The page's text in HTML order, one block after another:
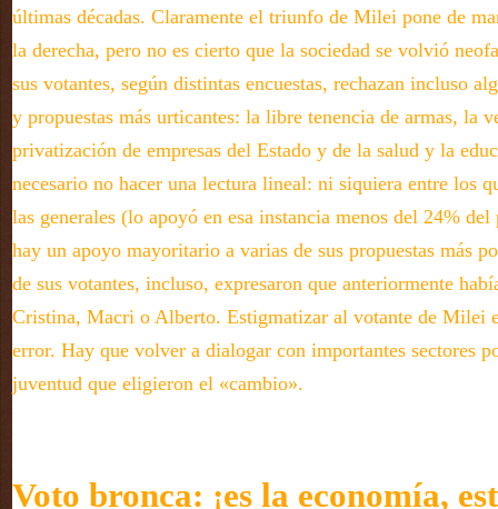
últimas décadas. Claramente el triunfo de Milei pone de
la derecha, pero no es cierto que la sociedad se volvió
sus votantes, según distintas encuestas, rechazan incluso
y propuestas más urticantes: la libre tenencia de armas, la
privatización de empresas del Estado y de la salud y la
necesario no hacer una lectura lineal: ni siquiera entre los
las generales (lo apoyó en esa instancia menos del 24%
hay un apoyo mayoritario a varias de sus propuestas más
de sus votantes, incluso, expresaron que anteriormente
Cristina, Macri o Alberto. Estigmatizar al votante de Milei
error. Hay que volver a dialogar con importantes sectores
juventud que eligieron el «cambio».
Voto bronca: ¡es la economía,